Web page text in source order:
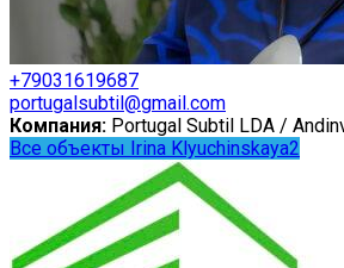
+79031619687
portugalsubtil@gmail.com
Компания: Portugal Subtil LDA /
Все объекты Irina Klyuchinskaya2